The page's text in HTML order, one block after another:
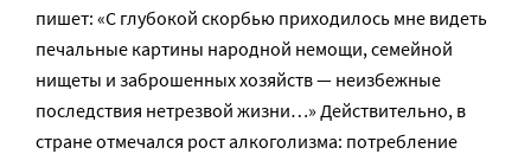
пишет: «С глубокой скорбью приходилось мне видеть
печальные картины народной немощи, семейной
нищеты и заброшенных хозяйств — неизбежные
последствия нетрезвой жизни…» Действительно, в
стране отмечался рост алкоголизма: потребление